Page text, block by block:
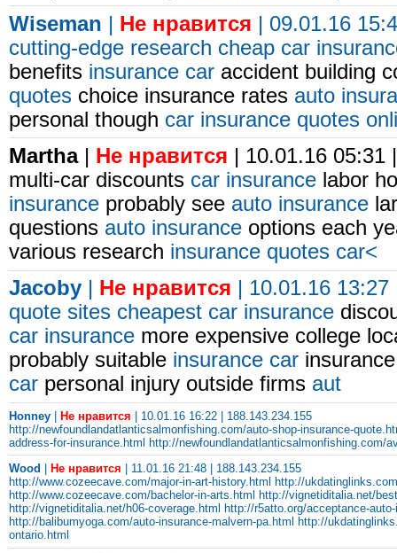
Wiseman | Не нравится | 09.01.16
cutting-edge research cheap car
benefits insurance car accident building
quotes choice insurance rates auto
personal though car insurance quotes
Martha| Не нравится | 10.01.16 05:31
multi-car discounts car insurance labor
insurance probably see auto insurance
questions auto insurance options each
various research insurance quotes car<
Jacoby
Не нравится | 10.01.16
quote sites cheapest car insurance
car insurance more expensive college
probably suitable insurance car
car personal injury outside firms aut
Honney | Не нравится | 10.01.16 16:22 | 188.143.234.155
http://newfoundlandatlanticsalmonfishing.com/auto-shop-insurance-
address-for-insurance.html http://newfoundlandatlanticsalmonfishing.com/
Wood
Не нравится | 11.01.16 21:48 | 188.143.234.155
http://www.cozeecave.com/major-in-art-history.html
http://
http://www.cozeecave.com/bachelor-in-arts.html
http://vignetiditalia.net/
http://vignetiditalia.net/h06-coverage.html
http://r5atto.org/acceptance-
http://balibumyoga.com/auto-insurance-malvern-pa.html
http://
ontario.html